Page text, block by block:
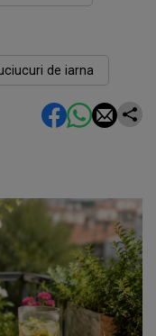
de iarna